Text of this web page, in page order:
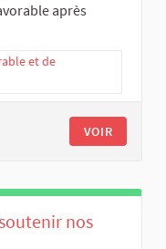
après
et de
VOIR
nos